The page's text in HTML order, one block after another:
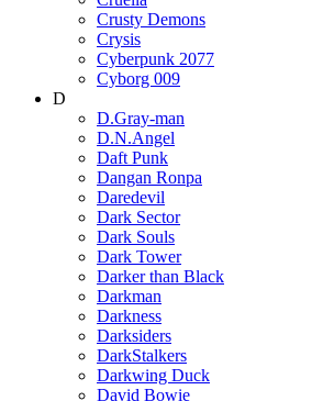
Crusty Demons
Crysis
Cyberpunk 2077
Cyborg 009
D
D.Gray-man
D.N.Angel
Daft Punk
Dangan Ronpa
Daredevil
Dark Sector
Dark Souls
Dark Tower
Darker than Black
Darkman
Darkness
Darksiders
DarkStalkers
Darkwing Duck
David Bowie